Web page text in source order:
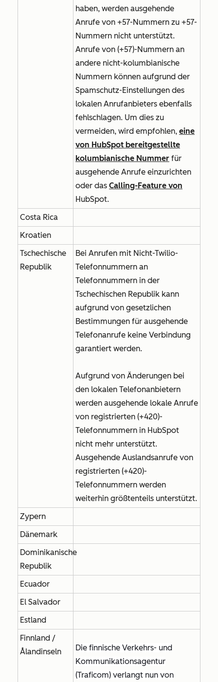
haben, werden ausgehende
Anrufe von +57-Nummern zu +57-
Nummern nicht unterstützt.
Anrufe von (+57)-Nummern an
andere nicht-kolumbianische
Nummern können aufgrund der
Spamschutz-Einstellungen des
lokalen Anrufanbieters ebenfalls
fehlschlagen. Um dies zu
vermeiden, wird empfohlen, eine
von HubSpot bereitgestellte
kolumbianische Nummer für
ausgehende Anrufe einzurichten
oder das Calling-Feature von
HubSpot.
Costa Rica
Kroatien
Tschechische
Republik
Bei Anrufen mit Nicht-Twilio-
Telefonnummern an
Telefonnummern in der
Tschechischen Republik kann
aufgrund von gesetzlichen
Bestimmungen für ausgehende
Telefonanrufe keine Verbindung
garantiert werden.
Aufgrund von Änderungen bei
den lokalen Telefonanbietern
werden ausgehende lokale Anrufe
von registrierten (+420)-
Telefonnummern in HubSpot
nicht mehr unterstützt.
Ausgehende Auslandsanrufe von
registrierten (+420)-
Telefonnummern werden
weiterhin größtenteils unterstützt.
Zypern
Dänemark
Dominikanische
Republik
Ecuador
El Salvador
Estland
Finnland /
Ålandinseln
Die finnische Verkehrs- und
Kommunikationsagentur
(Traficom) verlangt nun von